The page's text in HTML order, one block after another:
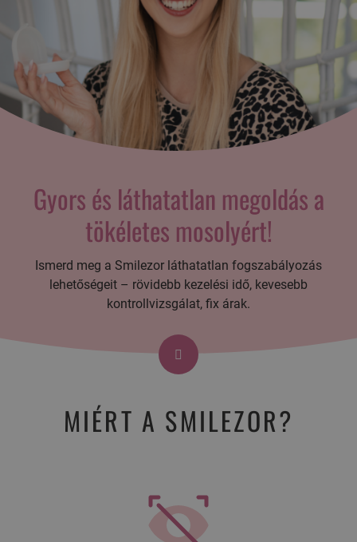
Gyors és láthatatlan megoldás a
tökéletes mosolyért!
Ismerd meg a Smilezor láthatatlan fogszabályozás
lehetőségeit – rövidebb kezelési idő, kevesebb
kontrollvizsgálat, fix árak.
MIÉRT A SMILEZOR?